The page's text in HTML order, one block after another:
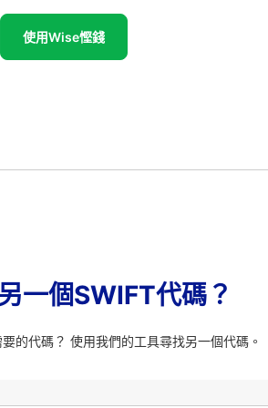
使用Wise慳錢
一個SWIFT代碼？
的代碼？ 使用我們的工具尋找另一個代碼。